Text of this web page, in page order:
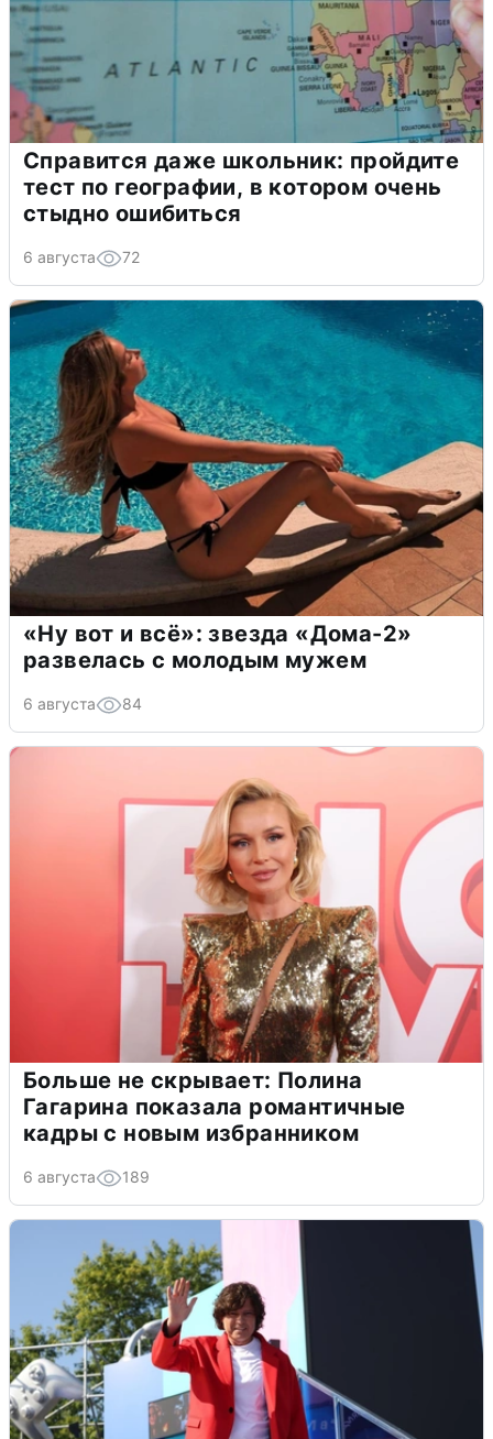
Справится даже школьник: пройдите
тест по географии, в котором очень
стыдно ошибиться
6 августа 72
«Ну вот и всё»: звезда «Дома-2»
развелась с молодым мужем
6 августа 84
Больше не скрывает: Полина
Гагарина показала романтичные
кадры с новым избранником
6 августа 189